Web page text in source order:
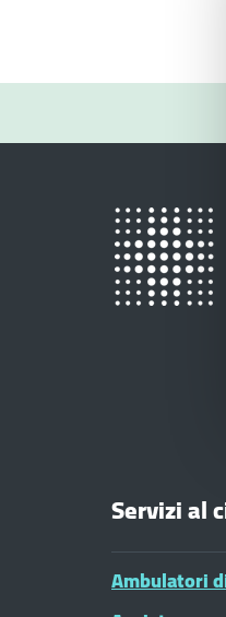
Servizi al
Ambulatori